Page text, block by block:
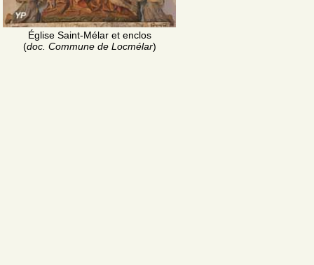
Église Saint-Mélar et enclos
(doc. Commune de Locmélar)